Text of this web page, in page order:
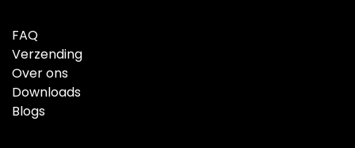
FAQ
Verzending
Over ons
Downloads
Blogs